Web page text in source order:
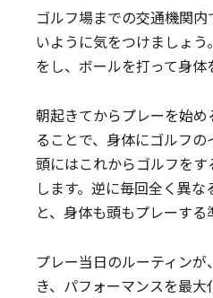
ゴルフ場までの交通機関
いように気をつけましょ
をし、ボールを打って身体
朝起きてからプレーを始
ることで、身体にゴルフの
頭にはこれからゴルフを
します。逆に毎回全く異
と、身体も頭もプレーする
プレー当日のルーティン
き、パフォーマンスを最